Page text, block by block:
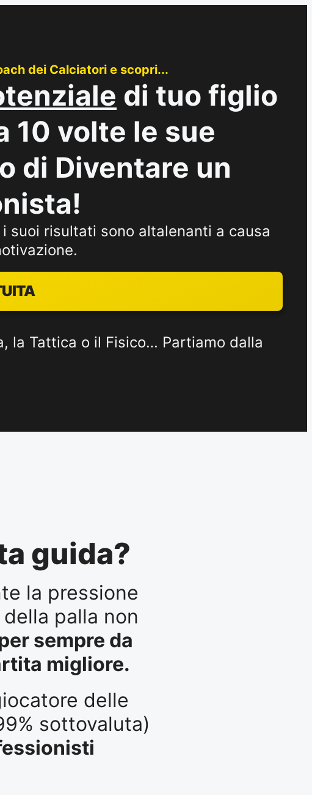
dei Calciatori e scopri...
di tuo figlio
10 volte le sue
di Diventare un
suoi risultati sono altalenanti a causa
la Tattica o il Fisico… Partiamo dalla
guida?
la pressione
palla non
sempre da
migliore.
delle
sottovaluta)